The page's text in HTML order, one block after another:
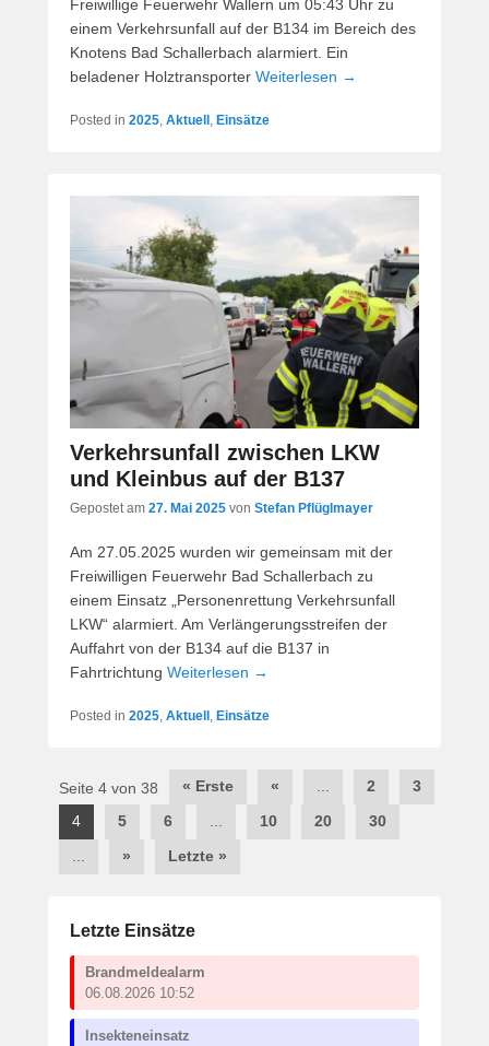
Freiwillige Feuerwehr Wallern um 05:43 Uhr zu
einem Verkehrsunfall auf der B134 im Bereich des
Knotens Bad Schallerbach alarmiert. Ein
beladener Holztransporter Weiterlesen →
Posted in 2025, Aktuell , Einsätze
Verkehrsunfall zwischen LKW
und Kleinbus auf der B137
Gepostet am 27. Mai 2025 von Stefan Pflüglmayer
Am 27.05.2025 wurden wir gemeinsam mit der
Freiwilligen Feuerwehr Bad Schallerbach zu
einem Einsatz „Personenrettung Verkehrsunfall
LKW“ alarmiert. Am Verlängerungsstreifen der
Auffahrt von der B134 auf die B137 in
Fahrtrichtung Weiterlesen →
Posted in 2025, Aktuell , Einsätze
Post
navigation
Seite 4 von 38 « Erste « ... 2
3
4
5 6 ... 10 20
30
...
» Letzte »
Letzte Einsätze
Brandmeldealarm
06.08.2026 10:52
Insekteneinsatz